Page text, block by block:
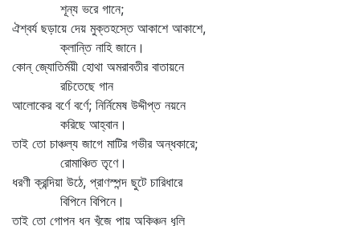
শূন্য ভরে গানে;
ঐশ্বর্য ছড়ায়ে দেয় মুক্তহস্তে আকাশে আকাশে,
ক্লান্তি নাহি জানে।
কোন্‌ জ্যোতির্ময়ী হোথা অমরাবতীর বাতায়নে
রচিতেছে গান
আলোকের বর্ণে বর্ণে; নির্নিমেষ উদ্দীপ্ত নয়নে
করিছে আহ্বান।
তাই তো চাঞ্চল্য জাগে মাটির গভীর অন্ধকারে;
রোমাঞ্চিত তৃণে।
ধরণী ক্রন্দিয়া উঠে, প্রাণস্পন্দ ছুটে চারিধারে
বিপিনে বিপিনে।
তাই তো গোপন ধন খুঁজে পায় অকিঞ্চন ধূলি